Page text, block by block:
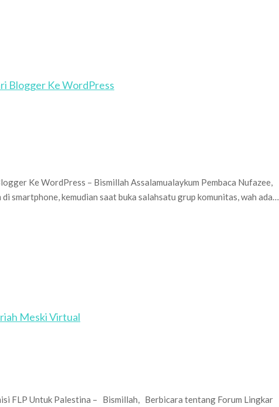
Blogger Ke WordPress
Ke WordPress – Bismillah Assalamualaykum Pembaca Nufazee,
smartphone, kemudian saat buka salahsatu grup komunitas, wah ada…
Meski Virtual
FLP Untuk Palestina – Bismillah, Berbicara tentang Forum Lingkar